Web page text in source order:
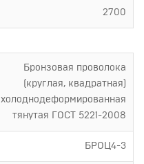
2700
Бронзовая проволока
(круглая, квадратная)
холоднодеформированная
тянутая ГОСТ 5221-2008
БРОЦ4-3